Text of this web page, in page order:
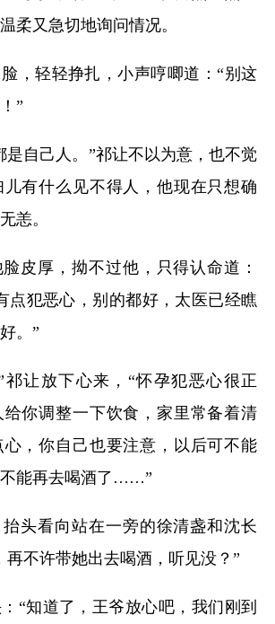
柔又急切地询问情况。
，轻轻挣扎，小声哼唧道：“别这
”
是自己人。”祁让不以为意，也不觉
有什么见不得人，他现在只想确
恙。
皮厚，拗不过他，只得认命道：
点犯恶心，别的都好，太医已经瞧
。”
祁让放下心来，“怀孕犯恶心很正
你调整一下饮食，家里常备着清
，你自己也要注意，以后可不能
能再去喝酒了……”
头看向站在一旁的徐清盏和沈长
再不许带她出去喝酒，听见没？”
“知道了，王爷放心吧，我们刚到